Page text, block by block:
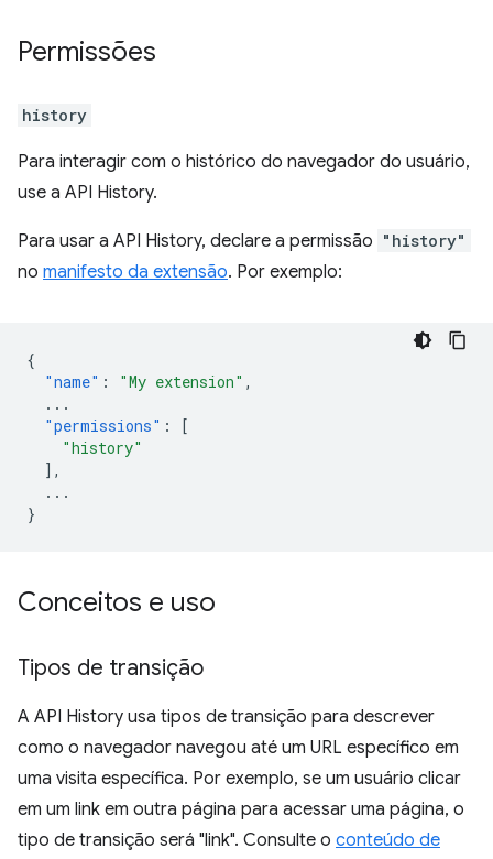
Permissões
history
Para interagir com o histórico do navegador do usuário,
use a API History.
Para usar a API History, declare a permissão "history"
no manifesto da extensão. Por exemplo:
{
"name" : "My extension" ,
...
"permissions" :
[
"history"
],
...
}
Conceitos e uso
Tipos de transição
A API History usa tipos de transição para descrever
como o navegador navegou até um URL específico em
uma visita específica. Por exemplo, se um usuário clicar
em um link em outra página para acessar uma página, o
tipo de transição será "link". Consulte o conteúdo de